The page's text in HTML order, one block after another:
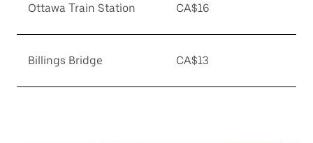
Ottawa Train Station CA$16
Billings Bridge CA$13